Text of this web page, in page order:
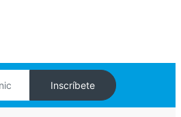
Inscríbete